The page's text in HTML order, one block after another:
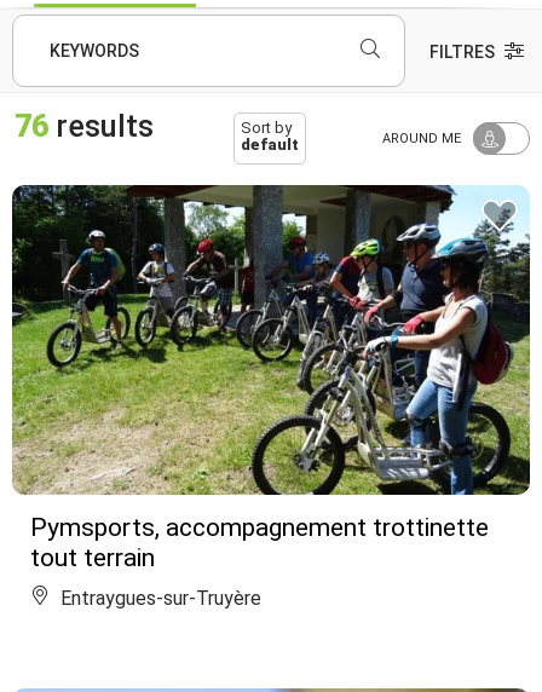
KEYWORDS FILTRES
76 results
Sort by
default
AROUND ME
Pymsports, accompagnement trottinette
tout terrain
Entraygues-sur-Truyère